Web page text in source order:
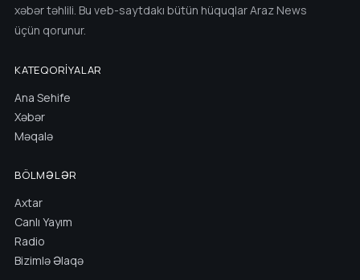
xəbər təhlili. Bu veb-saytdakı bütün hüquqlar Araz News
üçün qorunur.
KATEQORIYALAR
Ana Sehife
Xəbər
Məqalə
BÖLMƏLƏR
Axtar
Canlı Yayım
Radio
Bizimlə Əlaqə